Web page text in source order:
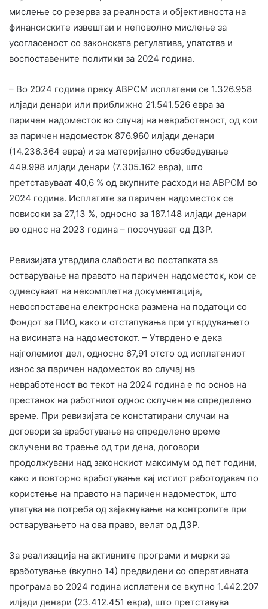
мислење со резерва за реалноста и објективноста на
финансиските извештаи и неповолно мислење за
усогласеност со законската регулатива, упатства и
воспоставените политики за 2024 година.
– Во 2024 година преку АВРСМ исплатени се 1.326.958
илјади денари или приближно 21.541.526 евра за
паричен надоместок во случај на невработеност, од кои
за паричен надоместок 876.960 илјади денари
(14.236.364 евра) и за материјално обезбедување
449.998 илјади денари (7.305.162 евра), што
претставуваат 40,6 % од вкупните расходи на АВРСМ во
2024 година. Исплатите за паричен надоместок се
повисоки за 27,13 %, односно за 187.148 илјади денари
во однос на 2023 година – посочуваат од ДЗР.
Ревизијата утврдила слабости во постапката за
остварување на правото на паричен надоместок, кои се
однесуваат на некомплетна документација,
невоспоставена електронска размена на податоци со
Фондот за ПИО, како и отстапувања при утврдувањето
на висината на надоместокот. – Утврдено е дека
најголемиот дел, односно 67,91 отсто од исплатениот
износ за паричен надоместок во случај на
невработеност во текот на 2024 година е по основ на
престанок на работниот однос склучен на определено
време. При ревизијата се констатирани случаи на
договори за вработување на определено време
склучени во траење од три дена, договори
продолжувани над законскиот максимум од пет години,
како и повторно вработување кај истиот работодавач по
користење на правото на паричен надоместок, што
упатува на потреба од зајакнување на контролите при
остварувањето на ова право, велат од ДЗР.
За реализација на активните програми и мерки за
вработување (вкупно 14) предвидени со оперативната
програма во 2024 година исплатени се вкупно 1.442.207
илјади денари (23.412.451 евра), што претставува